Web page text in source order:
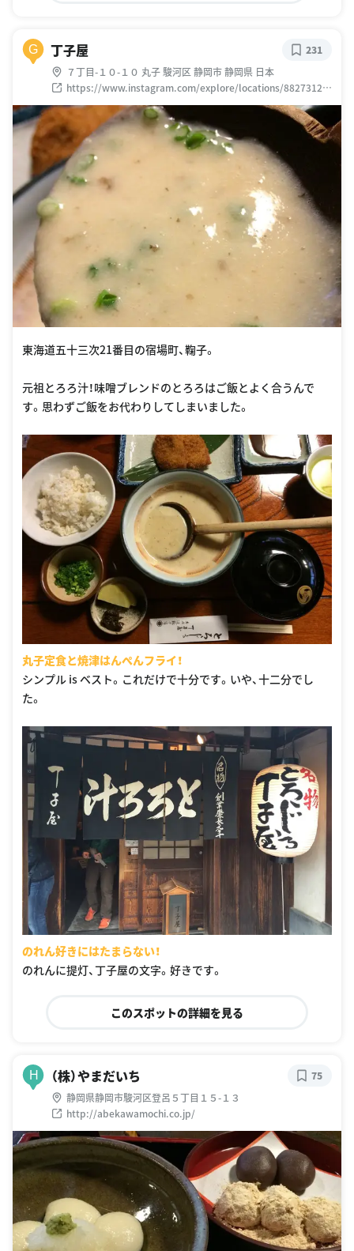
G 丁子屋
７丁目-１０-１０ 丸子 駿河区 静岡市 静岡県 日本
https://www.instagram.com/explore/locations/88273124
5
231
東海道五十三次21番目の宿場町、鞠子。
元祖とろろ汁！味噌ブレンドのとろろはご飯とよく合うんで
す。思わずご飯をお代わりしてしまいました。
丸子定食と焼津はんぺんフライ！
シンプル is ベスト。これだけで十分です。いや、十二分でし
た。
のれん好きにはたまらない！
のれんに提灯、丁子屋の文字。好きです。
このスポットの詳細を見る
H （株）やまだいち
静岡県静岡市駿河区登呂５丁目１５-１３
http://abekawamochi.co.jp/
75